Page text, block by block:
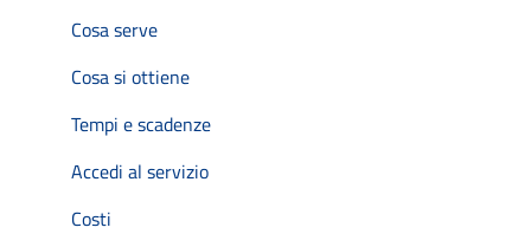
Cosa serve
Cosa si ottiene
Tempi e scadenze
Accedi al servizio
Costi